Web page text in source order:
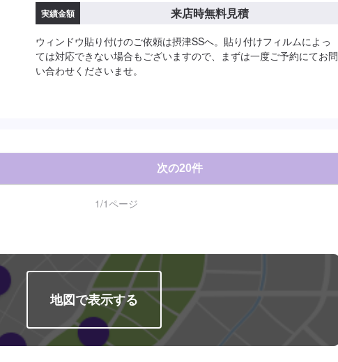
実績金額 来店時無料見積
ウィンドウ貼り付けのご依頼は摂津SSへ。貼り付けフィルムによっ
ては対応できない場合もございますので、まずは一度ご予約にてお問
い合わせくださいませ。
次の20件
1/1ページ
地図で表示する